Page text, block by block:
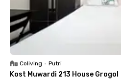
Coliving • Putri
Kost Muwardi 213 House Grogol